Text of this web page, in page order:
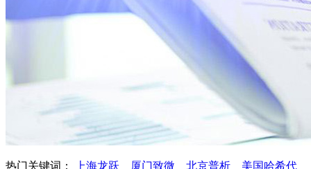
热门关键词： 上海龙跃 厦门致微 北京普析
美国哈希代